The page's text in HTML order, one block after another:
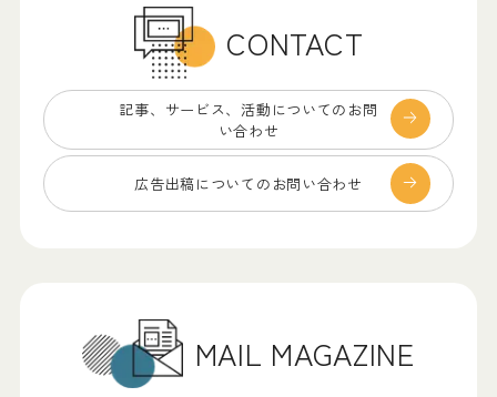
CONTACT
記事、サービス、 活動についてのお問
い合わせ
広告出稿についての お問い合わせ
MAIL MAGAZINE